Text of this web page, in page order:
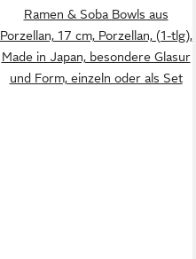
Ramen & Soba Bowls aus
Porzellan, 17 cm, Porzellan, (1-tlg),
Made in Japan, besondere Glasur
und Form, einzeln oder als Set